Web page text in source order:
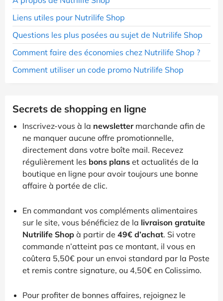
Liens utiles pour Nutrilife Shop
Questions les plus posées au sujet de Nutrilife Shop
Comment faire des économies chez Nutrilife Shop ?
Comment utiliser un code promo Nutrilife Shop
Secrets de shopping en ligne
Inscrivez-vous à la newslettermarchande afin de
ne manquer aucune offre promotionnelle,
directement dans votre boîte mail. Recevez
régulièrement les bons plans et actualités de la
boutique en ligne pour avoir toujours une bonne
affaire à portée de clic.
En commandant vos compléments alimentaires
sur le site, vous bénéficiez de la livraison gratuite
Nutrilife Shop à partir de 49€ d’achat. Si votre
commande n’atteint pas ce montant, il vous en
coûtera 5,50€ pour un envoi standard par la Poste
et remis contre signature, ou 4,50€ en Colissimo.
Pour profiter de bonnes affaires, rejoignez le